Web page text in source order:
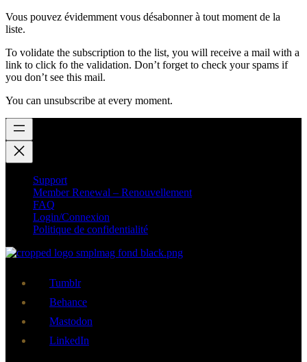
Vous pouvez évidemment vous désabonner à tout moment de la
liste.
To volidate the subscription to the list, you will receive a mail with a
link to click fo the validation. Don’t forget to check your spams if
you don’t see this mail.
You can unsubscribe at every moment.
Support
Member Renewal – Renouvellement
FAQ
Login/Connexion
Politique de confidentialité
Tumblr
Behance
Mastodon
LinkedIn